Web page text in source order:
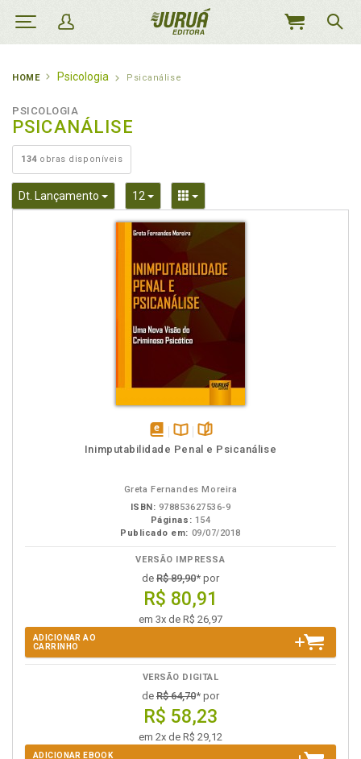
MEU
HOME Psicologia Psicanálise
PSICOLOGIA
PSICANÁLISE
134obras disponíveis
Dt. Lançamento Toggle Dropdown
12 Toggle DropdownToggle Dropdown
disponívelDisponível
páginas
Inimputabilidade Penal e Psicanálise
Greta Fernandes Moreira
ISBN: 978853627536-9
Páginas: 154
Publicado em: 09/07/2018
VERSÃO IMPRESSA
de R$ 89,90* por
R$ 80,91
em 3x de R$ 26,97
ADICIONAR AO
CARRINHO
VERSÃO DIGITAL
de R$ 64,70* por
R$ 58,23
em 2x de R$ 29,12
ADICIONAR EBOOK